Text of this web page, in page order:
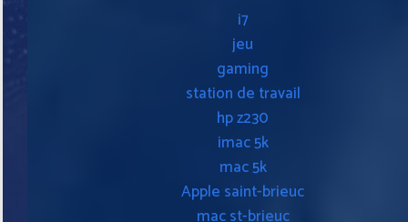
i7
jeu
gaming
station de travail
hp z230
imac 5k
mac 5k
Apple saint-brieuc